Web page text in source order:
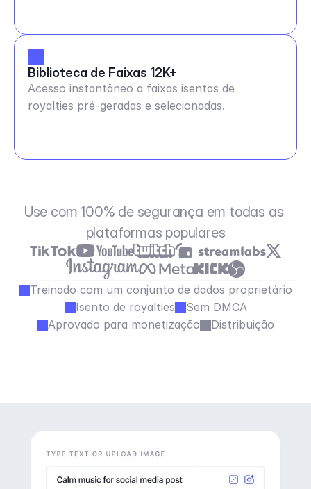
Biblioteca de Faixas 12K+
Acesso instantâneo a faixas isentas de
royalties pré-geradas e selecionadas.
Use com 100% de segurança em todas as
plataformas populares
Treinado com um conjunto de dados proprietário
Isento de royalties
Sem DMCA
Aprovado para monetização
Distribuição